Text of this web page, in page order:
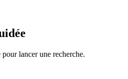
lancer une recherche.